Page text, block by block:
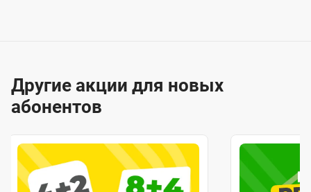
Другие акции для новых
абонентов